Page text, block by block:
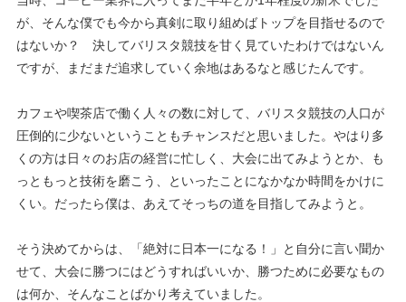
が、そんな僕でも今から真剣に取り組めばトップを目指せるので
はないか？ 決してバリスタ競技を甘く見ていたわけではないん
ですが、まだまだ追求していく余地はあるなと感じたんです。
カフェや喫茶店で働く人々の数に対して、バリスタ競技の人口が
圧倒的に少ないということもチャンスだと思いました。やはり多
くの方は日々のお店の経営に忙しく、大会に出てみようとか、も
っともっと技術を磨こう、といったことになかなか時間をかけに
くい。だったら僕は、あえてそっちの道を目指してみようと。
そう決めてからは、「絶対に日本一になる！」と自分に言い聞か
せて、大会に勝つにはどうすればいいか、勝つために必要なもの
は何か、そんなことばかり考えていました。